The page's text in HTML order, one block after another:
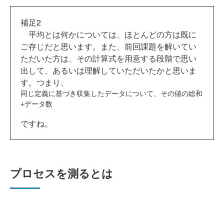
補足2
平均とは何かについては、ほとんどの方は既に
ご存じだと思います。また、前回課題を解いてい
ただいた方は、その計算式を用意する段階で思い
出して、あるいは理解していただいたかと思いま
す。つまり、
同じ定義に基づき収集したデータについて、その値の総和
ですね。
プロセスを測るとは